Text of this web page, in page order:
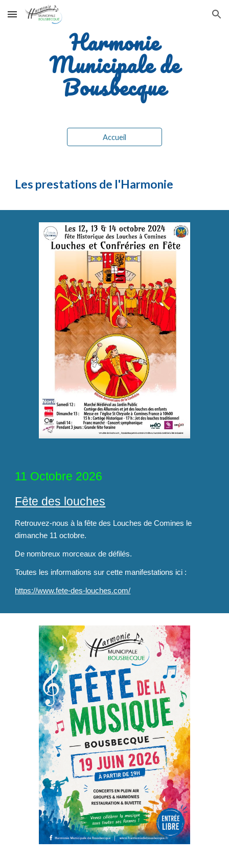
Skip to main content Skip to navigation
Harmonie
Municipale de
Bousbecque
Accueil
Les prestations de l'Harmonie
11 Octobre 2026
Fête des louches
Retrouvez-nous à la fête des Louches de Comines le
dimanche 11 octobre.
De nombreux morceaux de défilés.
Toutes les informations sur cette manifestations ici :
https://www.fete-des-louches.com/